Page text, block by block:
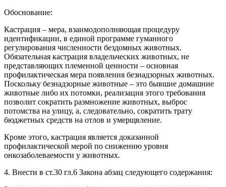
Обоснование:
Кастрация – мера, взаимодополняющая процедуру
идентификации, в единой программе гуманного
регулирования численности бездомных животных.
Обязательная кастрация владельческих животных, не
представляющих племенной ценности – основная
профилактическая мера появления безнадзорных животных.
Поскольку безнадзорные животные – это бывшие домашние
животные либо их потомки, реализация этого требования
позволит сократить размножение животных, выброс
потомства на улицу, а, следовательно, сократить трату
бюджетных средств на отлов и умерщвление.
Кроме этого, кастрация является доказанной
профилактической мерой по снижению уровня
онкозаболеваемости у животных.
4. Внести в ст.30 гл.6 Закона абзац следующего содержания: